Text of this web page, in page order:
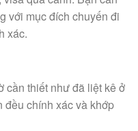
với mục đích chuyến đi
xác.
cần thiết như đã liệt kê ở
đều chính xác và khớp